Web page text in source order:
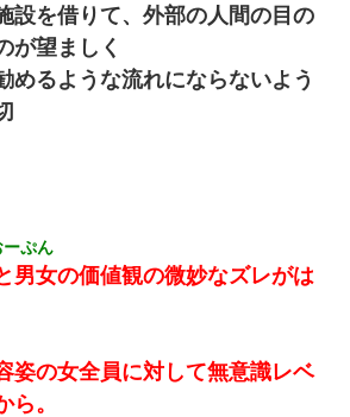
設を借りて、外部の人間の目の
が望ましく
めるような流れにならないよう
ぷん
男女の価値観の微妙なズレがは
姿の女全員に対して無意識レベ
ら。